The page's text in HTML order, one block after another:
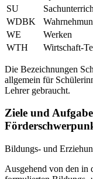
SU
WDBK
WE
Werken
WTH
Wirtschaft-
Die Bezeichnungen
allgemein für
Lehrer gebraucht.
Ziele und
Bildungs- und
Ausgehend von den in